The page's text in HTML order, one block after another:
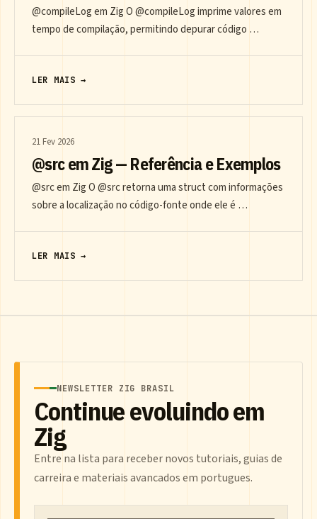
@compileLog em Zig O @compileLog imprime valores em
tempo de compilação, permitindo depurar código …
LER MAIS →
21 Fev 2026
@src em Zig — Referência e Exemplos
@src em Zig O @src retorna uma struct com informações
sobre a localização no código-fonte onde ele é …
LER MAIS →
NEWSLETTER ZIG BRASIL
Continue evoluindo em
Zig
Entre na lista para receber novos tutoriais, guias de
carreira e materiais avancados em portugues.